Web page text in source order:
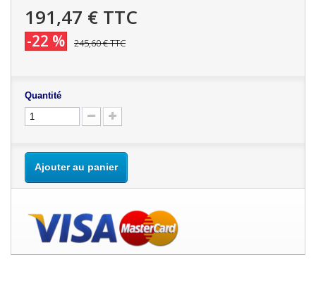
191,47 € TTC
-22 % 245,60 €TTC
Quantité
Ajouter au panier